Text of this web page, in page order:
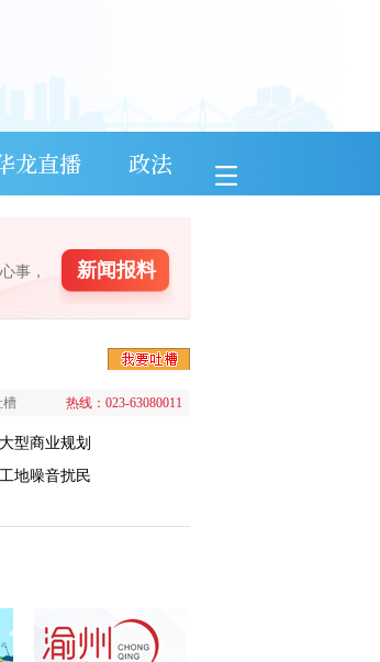
龙直播 政法
事，
新闻报料
槽 热线：023-63080011
型商业规划
地噪音扰民